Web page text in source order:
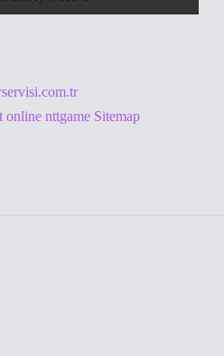
online nttgame Sitemap